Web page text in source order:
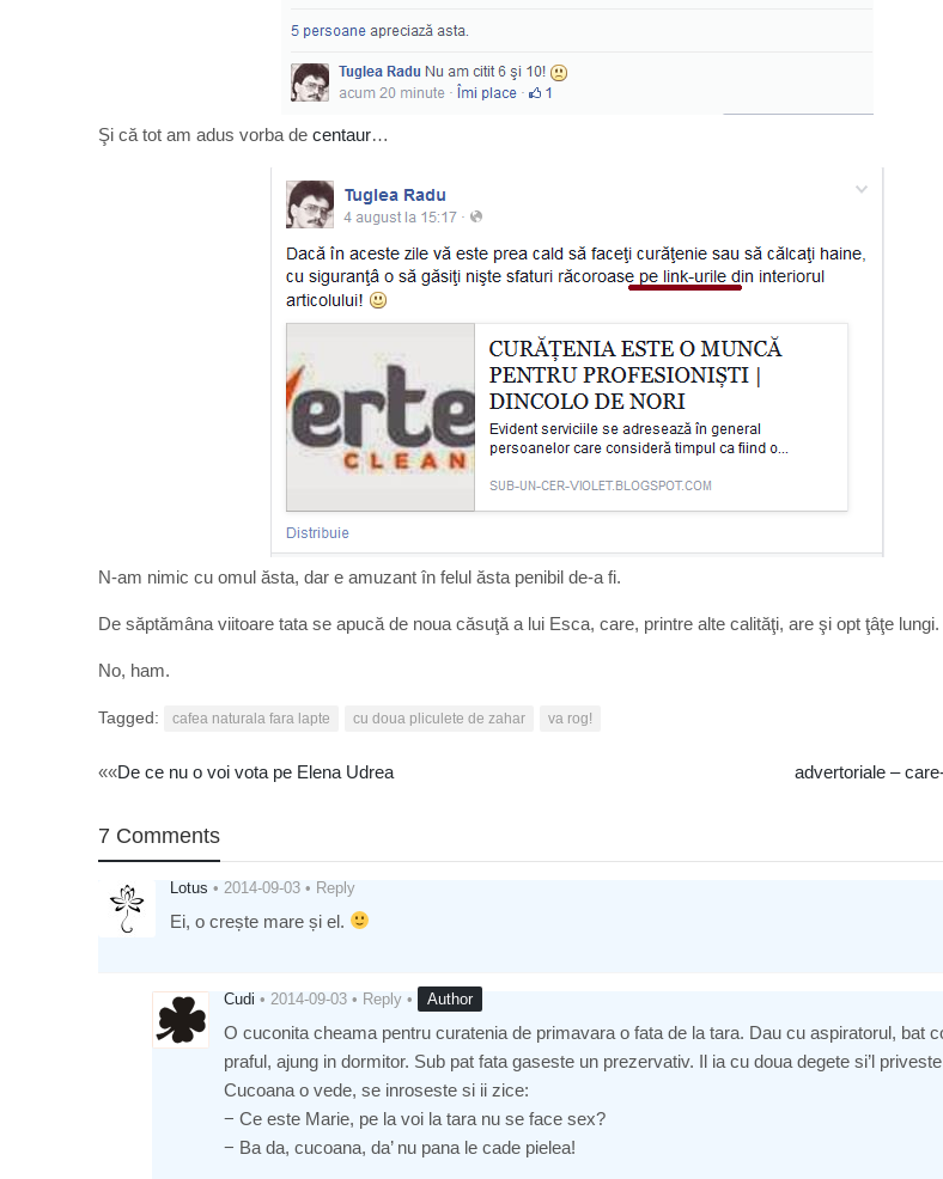
Şi că tot am adus vorba de centaur…
N-am nimic cu omul ăsta, dar e amuzant în felul ăsta penibil de-a fi.
De săptămâna viitoare tata se apucă de noua căsuţă a lui Esca, care, printre alte calităţi, are şi opt ţâţe lungi.
No, ham.
Tagged: cafea naturala fara lapte cu doua pliculete de zahar va rog!
Post
navigation
««De ce nu o voi vota pe Elena Udrea advertoriale –
7 Comments
Lotus • 2014-09-03 • Reply
Ei, o crește mare și el.
Cudi • 2014-09-03 • Reply • Author
O cuconita cheama pentru curatenia de primavara o fata de la tara. Dau cu aspiratorul, bat
praful, ajung in dormitor. Sub pat fata gaseste un prezervativ. Il ia cu doua degete si’l
Cucoana o vede, se inroseste si ii zice:
− Ce este Marie, pe la voi la tara nu se face sex?
− Ba da, cucoana, da’ nu pana le cade pielea!